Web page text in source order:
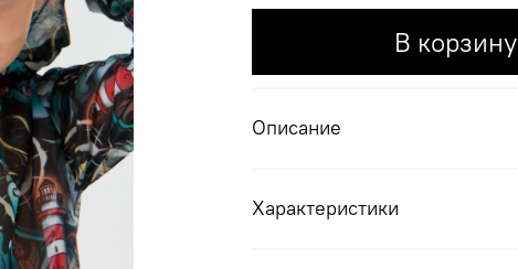
В корзину
Описание
Характеристики